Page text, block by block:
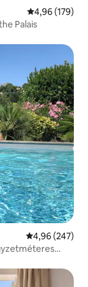
Átlagos
4,96 (179)
Palais
Átlagos
4,96 (247)